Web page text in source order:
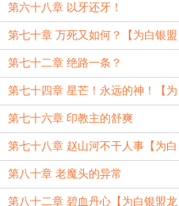
本心加更11（完毕）】
第六十八章 以牙还牙！
第七十章 万死又如何？【为白银盟
龙牙令加更2】
第七十二章 绝路一条？
第七十四章 星芒！永远的神！【为
白银盟龙牙令加更4】
第七十六章 印教主的舒爽
第七十八章 赵山河不干人事【为白
银盟龙牙令加更6】
第八十章 老魔头的异常
第八十二章 碧血丹心【为白银盟龙